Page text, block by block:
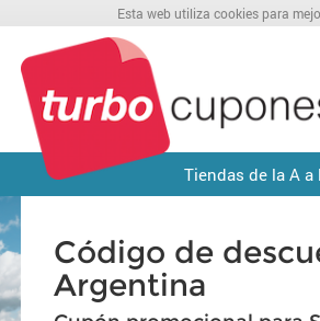
Esta web utiliza cookies para
Tiendas de la A a
Código de
Argentina